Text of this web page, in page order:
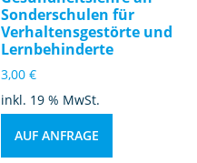
Sonderschulen für
Verhaltensgestörte und
Lernbehinderte
3,00€
inkl. 19 % MwSt.
AUF ANFRAGE